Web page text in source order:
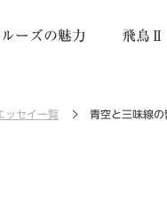
ーズの魅力 飛鳥Ⅱ
ッセイ一覧 青空と三味線の